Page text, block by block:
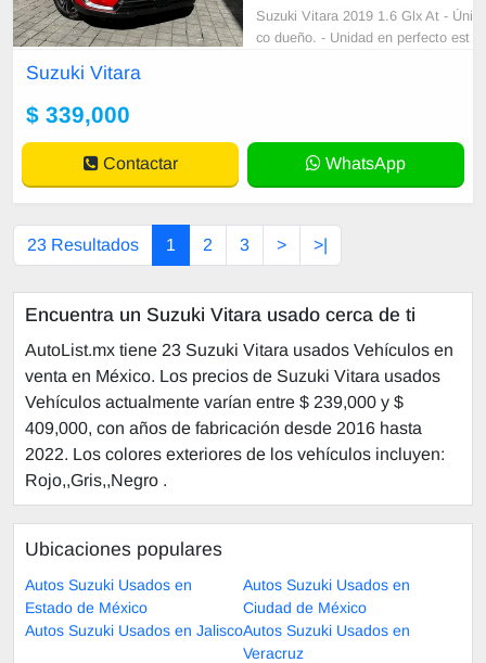
Suzuki Vitara 2019 1.6 Glx At - Úni
co dueño. - Unidad en perfecto est
Suzuki Vitara
$ 339,000
Contactar WhatsApp
23 Resultados 1 2 3 > >|
Encuentra un Suzuki Vitara usado cerca de ti
AutoList.mx tiene 23 Suzuki Vitara usados Vehículos en
venta en México. Los precios de Suzuki Vitara usados
Vehículos actualmente varían entre $ 239,000 y $
409,000, con años de fabricación desde 2016 hasta
2022. Los colores exteriores de los vehículos incluyen:
Rojo,,Gris,,Negro .
Ubicaciones populares
Autos Suzuki Usados en
Estado de México
Autos Suzuki Usados en
Ciudad de México
Autos Suzuki Usados en JaliscoAutos Suzuki Usados en
Veracruz